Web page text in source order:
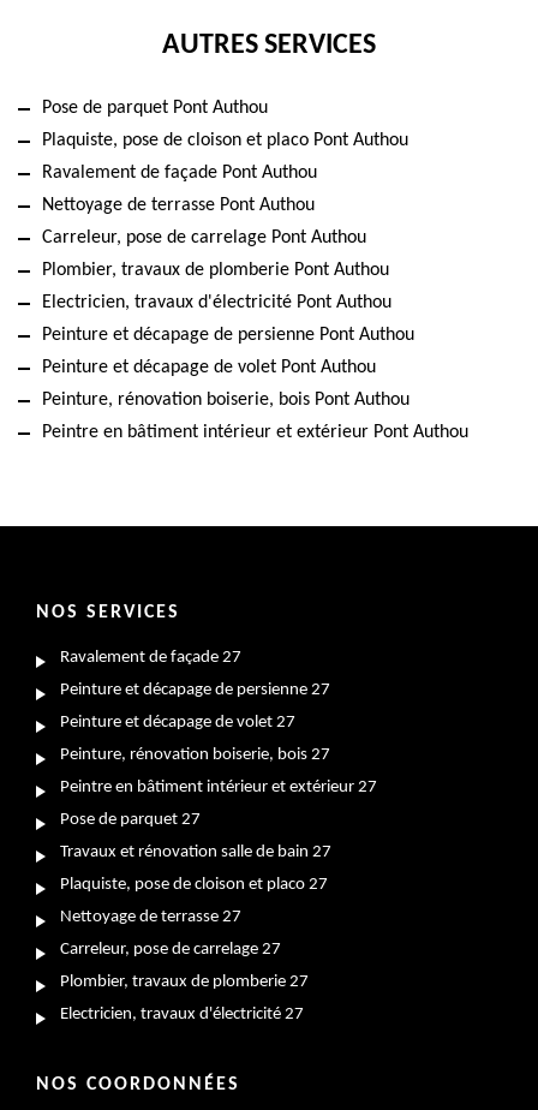
AUTRES SERVICES
Pose de parquet Pont Authou
Plaquiste, pose de cloison et placo Pont Authou
Ravalement de façade Pont Authou
Nettoyage de terrasse Pont Authou
Carreleur, pose de carrelage Pont Authou
Plombier, travaux de plomberie Pont Authou
Electricien, travaux d'électricité Pont Authou
Peinture et décapage de persienne Pont Authou
Peinture et décapage de volet Pont Authou
Peinture, rénovation boiserie, bois Pont Authou
Peintre en bâtiment intérieur et extérieur Pont Authou
NOS SERVICES
Ravalement de façade 27
Peinture et décapage de persienne 27
Peinture et décapage de volet 27
Peinture, rénovation boiserie, bois 27
Peintre en bâtiment intérieur et extérieur 27
Pose de parquet 27
Travaux et rénovation salle de bain 27
Plaquiste, pose de cloison et placo 27
Nettoyage de terrasse 27
Carreleur, pose de carrelage 27
Plombier, travaux de plomberie 27
Electricien, travaux d'électricité 27
NOS COORDONNÉES